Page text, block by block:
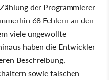
der Programmierer
68 Fehlern an den
viele ungewollte
haben die Entwickler
Beschreibung,
sowie falschen